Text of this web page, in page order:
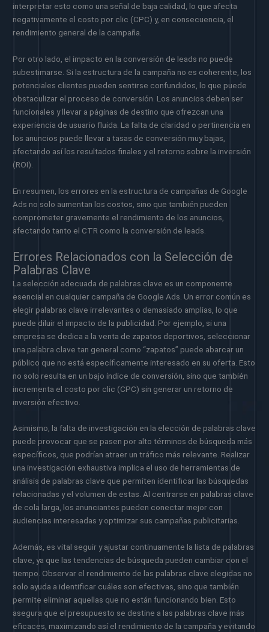
interpretar esto como una señal de baja calidad, lo que afecta
negativamente el costo por clic (CPC) y, en consecuencia, el
rendimiento general de la campaña.
Por otro lado, el impacto en la conversión de leads no puede
subestimarse. Si la estructura de la campaña no es coherente, los
potenciales clientes pueden sentirse confundidos, lo que puede
obstaculizar el proceso de conversión. Los anuncios deben ser
funcionales y llevar a páginas de destino que ofrezcan una
experiencia de usuario fluida. La falta de claridad o pertinencia en
los anuncios puede llevar a tasas de conversión muy bajas,
afectando así los resultados finales y el retorno sobre la inversión
(ROI).
En resumen, los errores en la estructura de campañas de Google
Ads no solo aumentan los costos, sino que también pueden
comprometer gravemente el rendimiento de los anuncios,
afectando tanto el CTR como la conversión de leads.
Errores Relacionados con la Selección de
Palabras Clave
La selección adecuada de palabras clave es un componente
esencial en cualquier campaña de Google Ads. Un error común es
elegir palabras clave irrelevantes o demasiado amplias, lo que
puede diluir el impacto de la publicidad. Por ejemplo, si una
empresa se dedica a la venta de zapatos deportivos, seleccionar
una palabra clave tan general como “zapatos” puede abarcar un
público que no está específicamente interesado en su oferta. Esto
no solo resulta en un bajo índice de conversión, sino que también
incrementa el costo por clic (CPC) sin generar un retorno de
inversión efectivo.
Asimismo, la falta de investigación en la elección de palabras clave
puede provocar que se pasen por alto términos de búsqueda más
específicos, que podrían atraer un tráfico más relevante. Realizar
una investigación exhaustiva implica el uso de herramientas de
análisis de palabras clave que permiten identificar las búsquedas
relacionadas y el volumen de estas. Al centrarse en palabras clave
de cola larga, los anunciantes pueden conectar mejor con
audiencias interesadas y optimizar sus campañas publicitarias.
Además, es vital seguir y ajustar continuamente la lista de palabras
clave, ya que las tendencias de búsqueda pueden cambiar con el
tiempo. Observar el rendimiento de las palabras clave elegidas no
solo ayuda a identificar cuáles son efectivas, sino que también
permite eliminar aquellas que no están funcionando bien. Esto
asegura que el presupuesto se destine a las palabras clave más
eficaces, maximizando así el rendimiento de la campaña y evitando